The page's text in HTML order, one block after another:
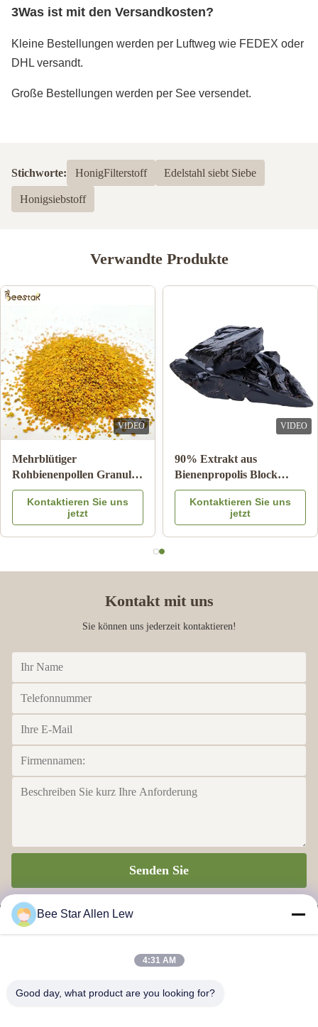
3Was ist mit den Versandkosten?
Kleine Bestellungen werden per Luftweg wie FEDEX oder
DHL versandt.
Große Bestellungen werden per See versendet.
Stichworte: HonigFilterstoff Edelstahl siebt Siebe
Honigsiebstoff
Verwandte Produkte
VIDEO
Natürliche
Sidrhonig
aus China
Sie uns
10-HDA 2% Bio-Frisch-
Gelée Royale Naturreines
Lebensmittelqualität
Kontaktieren Sie uns
25kg
Kontakt mit uns
Sie können uns jederzeit kontaktieren!
Senden Sie
BIENEN-STERN, ZUM IHRES WUNDERBAREN HONIG-
Bee Star Allen Lew
4:31 AM
Good day, what product are you looking for?